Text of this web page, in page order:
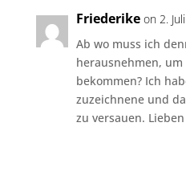
Friederike on 2.
Ab wo muss ich
herausnehmen, um
bekommen? Ich
zuzeichnene und
zu versauen.